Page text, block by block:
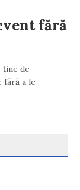
fără
ține de
fără a le